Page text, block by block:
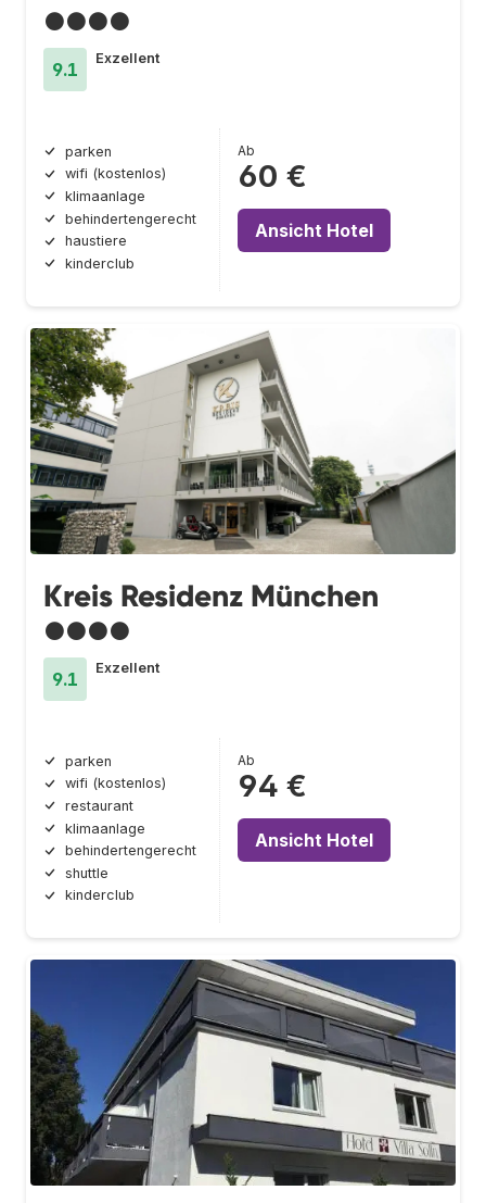
●●●●
9.1
Exzellent
parken
wifi (kostenlos)
klimaanlage
behindertengerecht
haustiere
kinderclub
Ab
60 €
Ansicht Hotel
Kreis Residenz München
●●●●
9.1
Exzellent
parken
wifi (kostenlos)
restaurant
klimaanlage
behindertengerecht
shuttle
kinderclub
Ab
94 €
Ansicht Hotel